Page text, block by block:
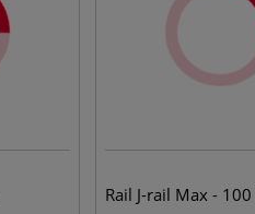
Rail J-rail Max -